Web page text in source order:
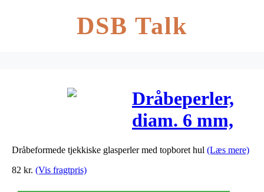
DSB Talk
Dråbeperler,
diam. 6 mm,
hulstr. 1,5
120g, ca. 580
Dråbeformede tjekkiske glasperler med topboret hul (Læs mere)
82 kr. (Vis fragtpris)